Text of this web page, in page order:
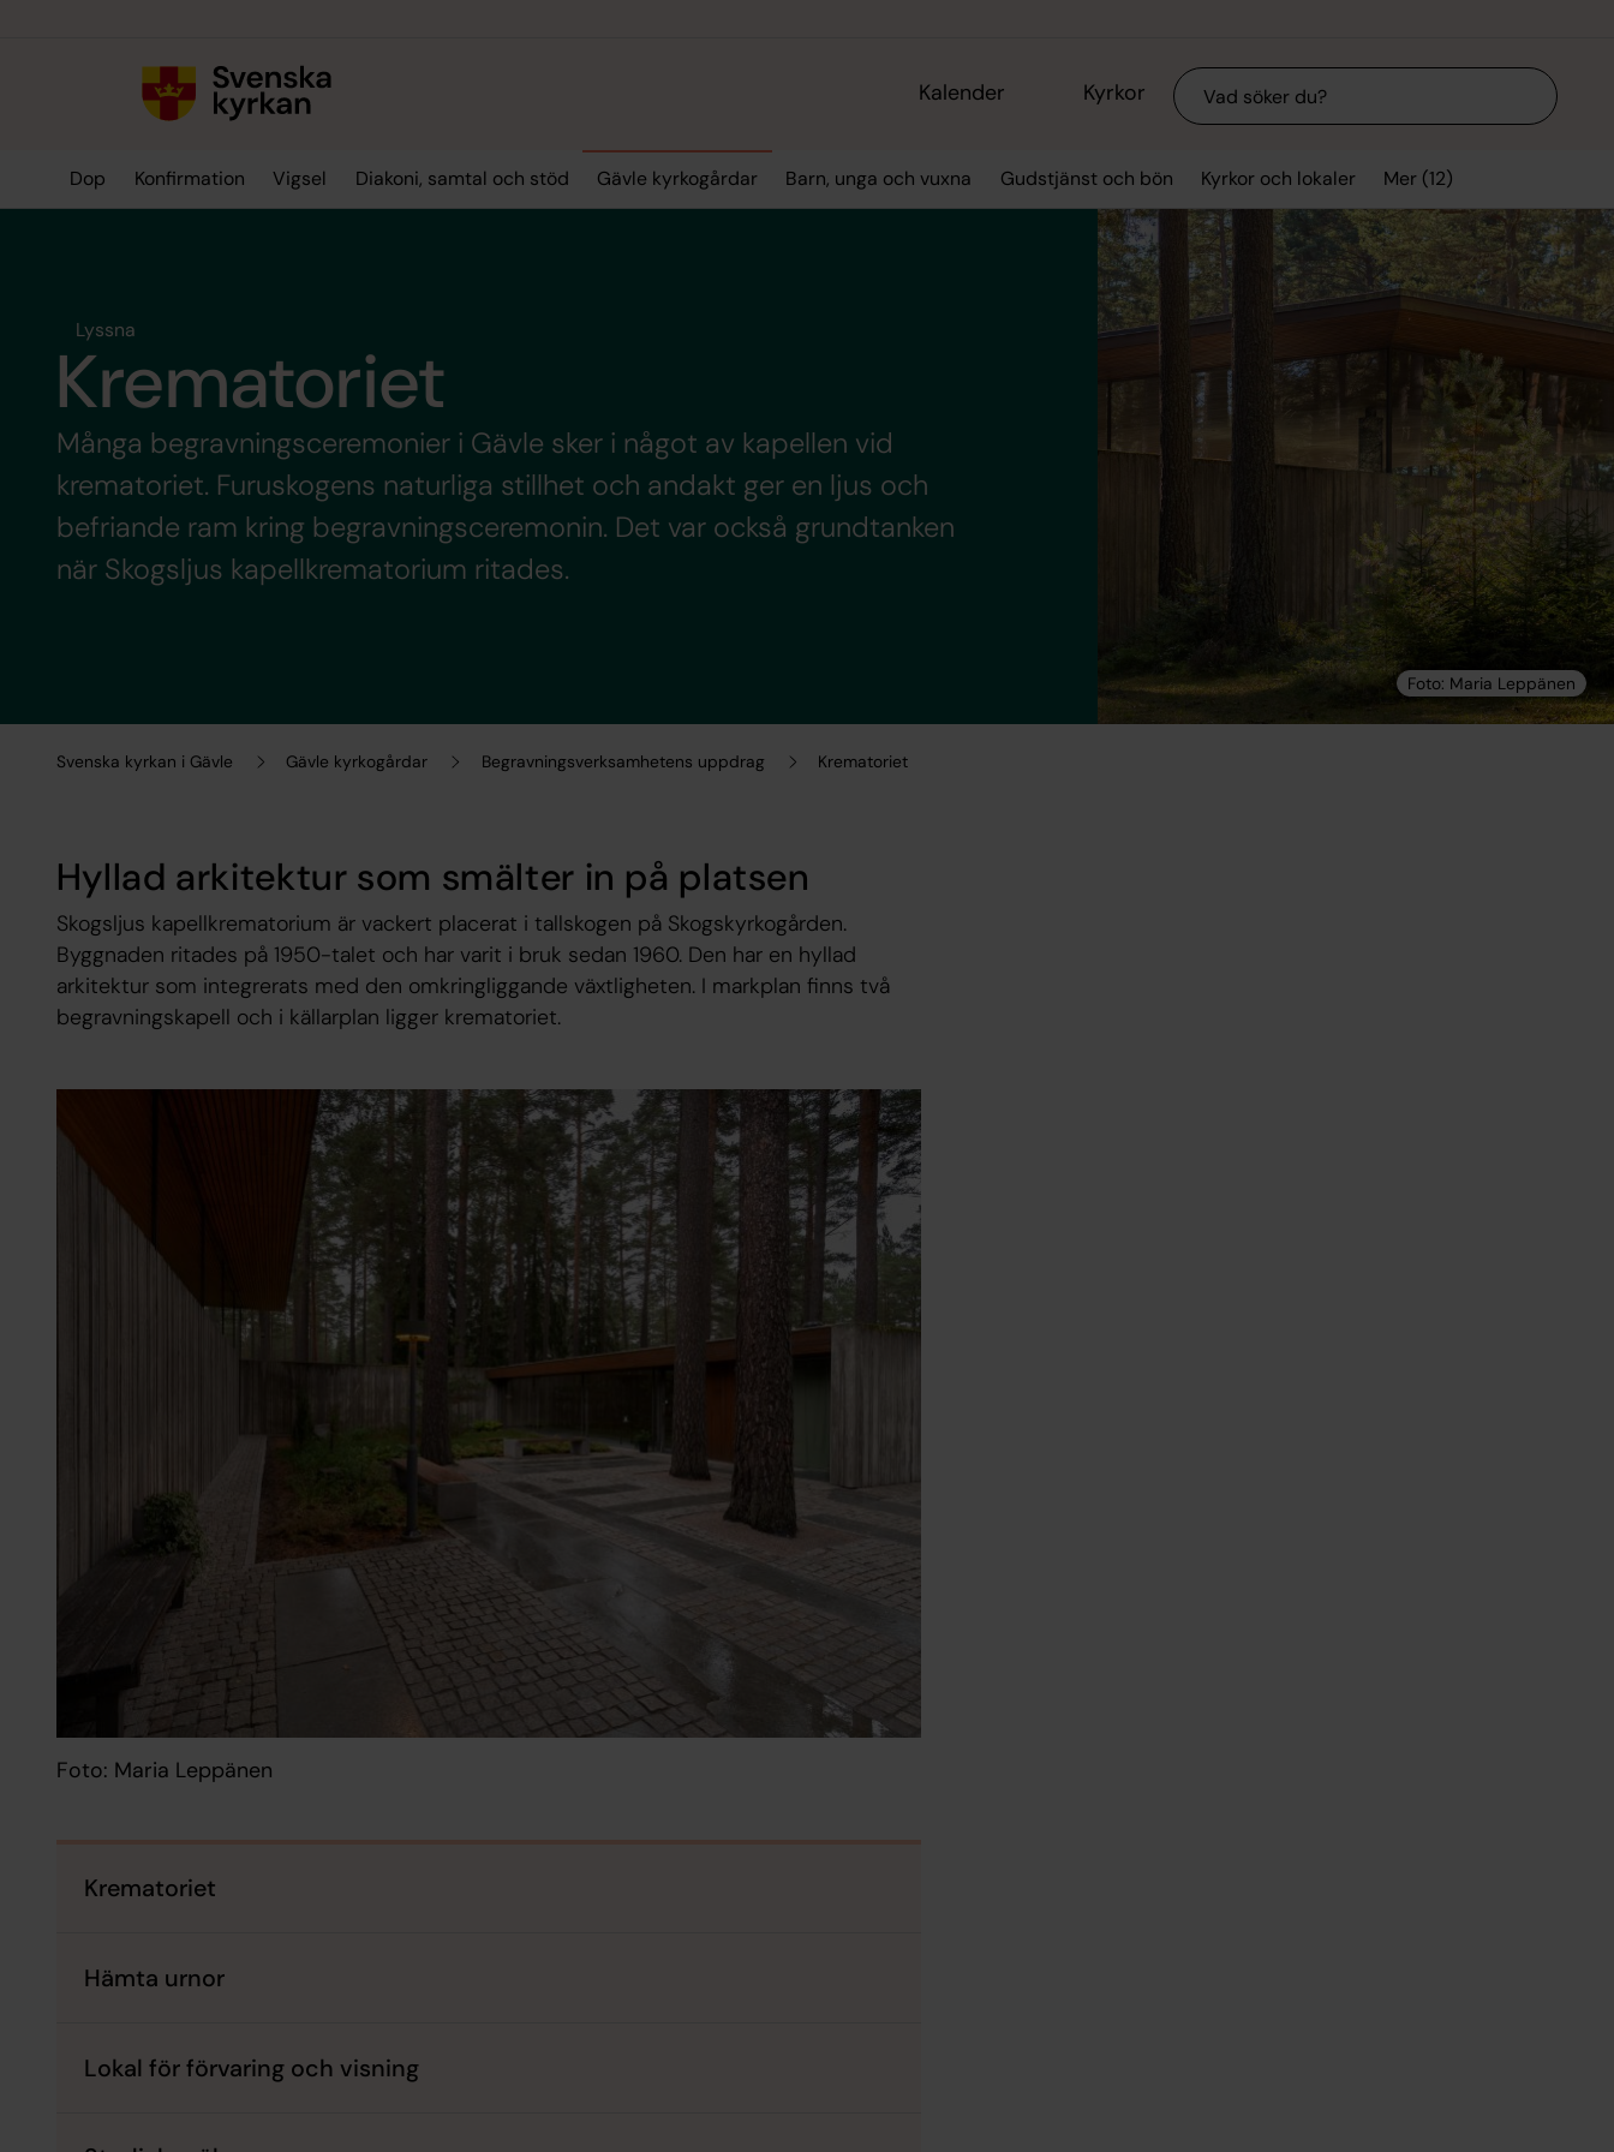
Kalender Kyrkor Sök
Dop Konfirmation Vigsel Diakoni, samtal och stöd Gävle kyrkogårdar Barn, unga och vuxna Gudstjänst och bön Kyrkor och lokaler Mer (12)
Svenska kyrkan i Gävle Gävle kyrkogårdar Begravningsverksamhetens uppdrag Krematoriet
Lyssna
Krematoriet
Många begravningsceremonier i Gävle sker i något av kapellen vid
krematoriet. Furuskogens naturliga stillhet och andakt ger en ljus och
befriande ram kring begravningsceremonin. Det var också grundtanken
när Skogsljus kapellkrematorium ritades.
Hyllad arkitektur som smälter in på platsen
Skogsljus kapellkrematorium är vackert placerat i tallskogen på Skogskyrkogården.
Byggnaden ritades på 1950-talet och har varit i bruk sedan 1960. Den har en hyllad
arkitektur som integrerats med den omkringliggande växtligheten. I markplan finns två
begravningskapell och i källarplan ligger krematoriet.
Foto: Maria Leppänen
Krematoriet
Hämta urnor
Lokal för förvaring och visning